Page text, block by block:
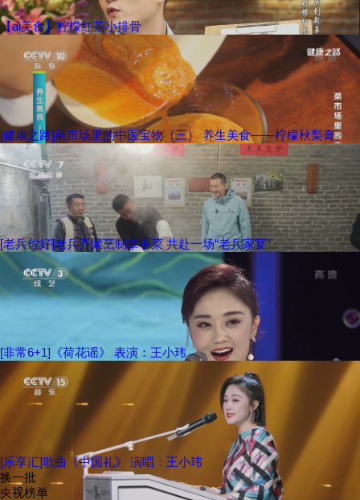
【ai美食】柠檬红茶小排骨
[健康之路]菜市场里的中医宝物（三） 养生美食——柠檬秋梨膏
[老兵你好]老兵齐聚烹制拿手菜 共赴一场“老兵家宴”
[非常6+1]《荷花谣》 表演：王小玮
[乐享汇]歌曲《中国礼》 演唱：王小玮
换一批
央视榜单